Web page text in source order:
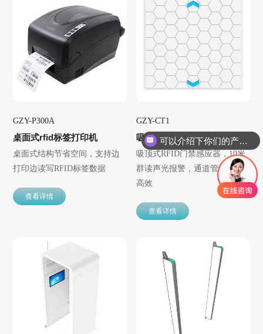
GZY-P300A
桌面式rfid标签打印机
桌面式结构节省空间，支持边
打印边读写RFID标签数据
查看详情
GZY-CT1
吸顶式RFID门禁感应器
吸顶式RFID门禁感应器，10米
群读声光报警，通道管控智能
高效
查看详情
可以介绍下你们的产品么？